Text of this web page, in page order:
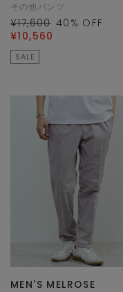
その他パンツ
¥17,600 40 % OFF
¥10,560
SALE
MEN'S MELROSE